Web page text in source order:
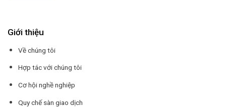
Giới thiệu
Về chúng tôi
Hợp tác với chúng tôi
Cơ hội nghề nghiệp
Quy chế sàn giao dịch